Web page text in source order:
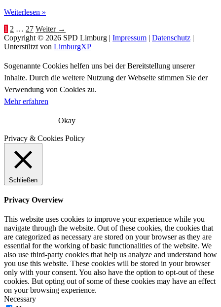
Limburger
spricht
sich
für
Verbot
aus
Weiterlesen »
1 2 … 27 Weiter →
Copyright © 2026 SPD Limburg | Impressum | Datenschutz |
Unterstützt von LimburgXP
Sogenannte Cookies helfen uns bei der Bereitstellung unserer
Inhalte. Durch die weitere Nutzung der Webseite stimmen Sie der
Verwendung von Cookies zu.
Mehr erfahren
Okay
Privacy & Cookies Policy
Schließen
Privacy Overview
This website uses cookies to improve your experience while you
navigate through the website. Out of these cookies, the cookies that
are categorized as necessary are stored on your browser as they are
essential for the working of basic functionalities of the website. We
also use third-party cookies that help us analyze and understand how
you use this website. These cookies will be stored in your browser
only with your consent. You also have the option to opt-out of these
cookies. But opting out of some of these cookies may have an effect
on your browsing experience.
Necessary